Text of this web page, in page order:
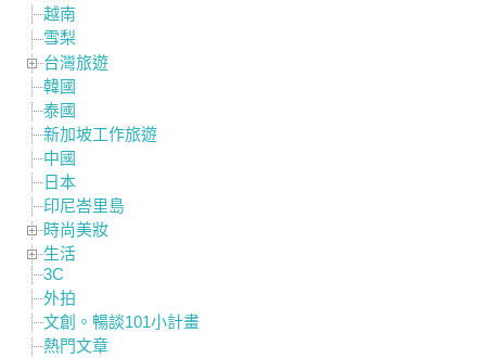
越南
雪梨
台灣旅遊
韓國
泰國
新加坡工作旅遊
中國
日本
印尼峇里島
時尚美妝
生活
3C
外拍
文創。暢談101小計畫
熱門文章